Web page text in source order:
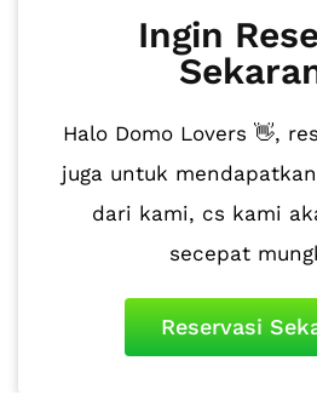
Ingin
Halo Domo Lovers 👋,
juga untuk
dari kami, cs kami
secepat
Reservasi